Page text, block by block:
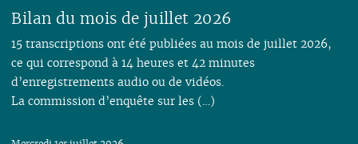
Bilan du mois de juillet 2026
15 transcriptions ont été publiées au mois de juillet 2026,
ce qui correspond à 14 heures et 42 minutes
d’enregistrements audio ou de vidéos.
La commission d’enquête sur les (…)